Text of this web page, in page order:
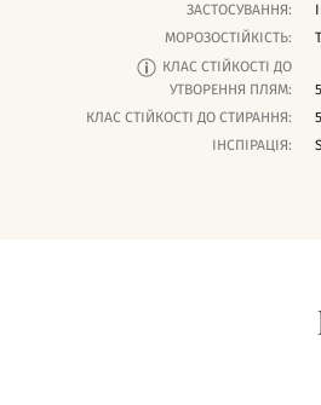
ЗАСТОСУВАННЯ:
МОРОЗОСТІЙКІСТЬ:
КЛАС СТІЙКОСТІ ДО
УТВОРЕННЯ ПЛЯМ:
5
КЛАС СТІЙКОСТІ ДО СТИРАННЯ:
5
ІНСПІРАЦІЯ: